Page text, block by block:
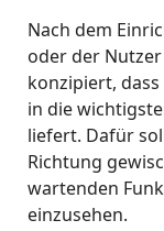
Nach dem
oder der
konzipiert,
in die
liefert. Dafür
Richtung
wartenden
einzusehen.